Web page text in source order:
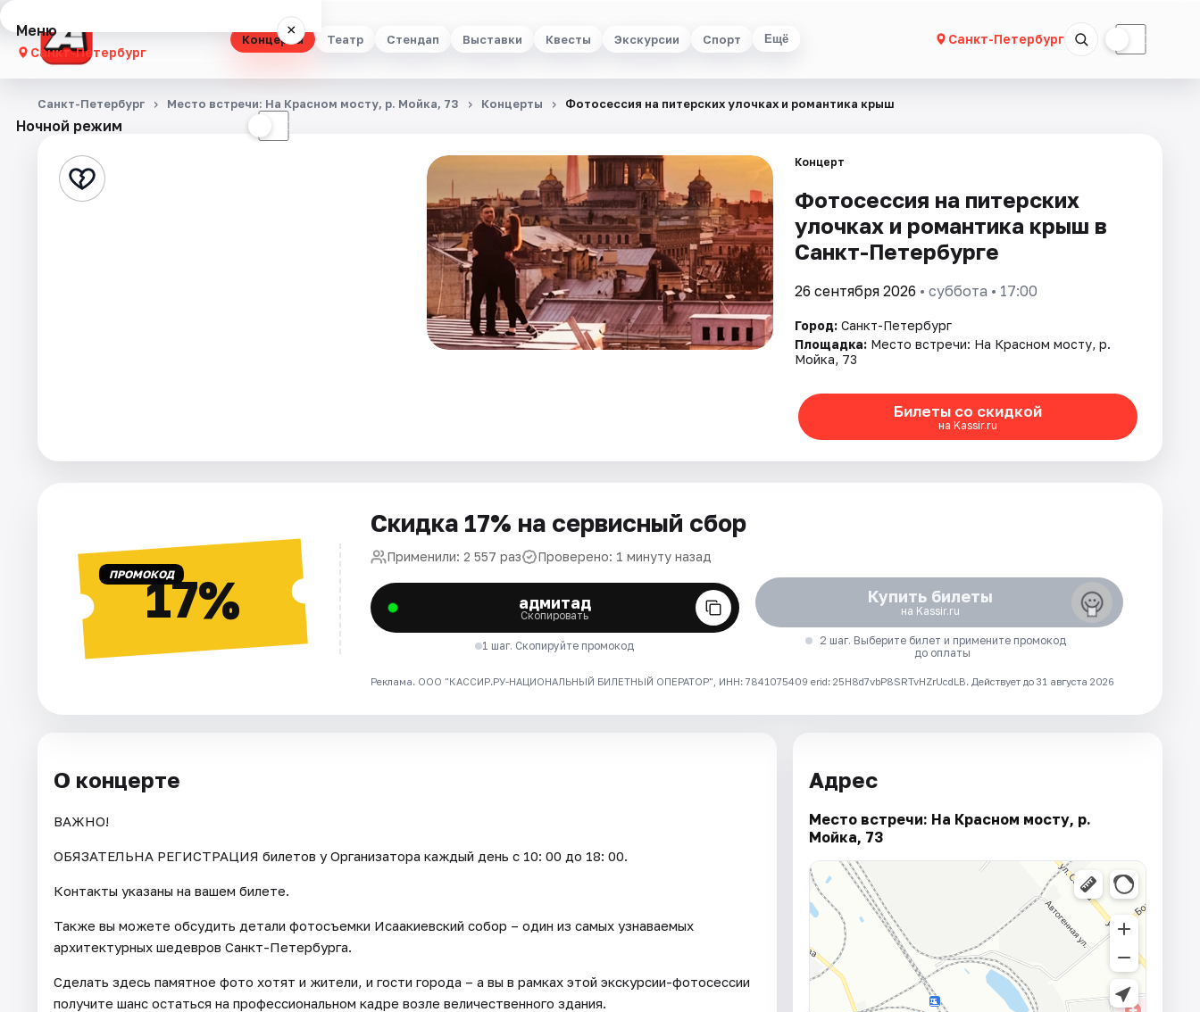
Концерты Театр Стендап Выставки Квесты Экскурсии Спорт Ещё Санкт-Петербург ☾
Меню ×
Санкт-Петербург
Концерты
Стендап
Рейтинги
Ночной режим ☾
Санкт-Петербург Место встречи: На Красном мосту, р. Мойка, 73 Концерты Фотосессия на питерских улочках и романтика крыш
Концерт
Фотосессия на питерских
улочках и романтика крыш в
Санкт-Петербурге
26 сентября 2026 • суббота • 17:00
Город: Санкт-Петербург
Площадка: Место встречи: На Красном мосту, р.
Мойка, 73
Билеты со скидкой
на Kassir.ru
ПРОМОКОД17%
Скидка 17% на сервисный сбор
Применили: 2 557 раз Проверено: 1 минуту назад
адмитад
Скопировать
1 шаг. Скопируйте промокод
Купить билеты
на Kassir.ru
2 шаг. Выберите билет и примените промокод
до оплаты
Реклама. ООО "КАССИР.РУ-НАЦИОНАЛЬНЫЙ БИЛЕТНЫЙ ОПЕРАТОР", ИНН: 7841075409 erid: 25H8d7vbP8SRTvHZrUcdLB. Действует до 31 августа 2026
О концерте
ВАЖНО!
ОБЯЗАТЕЛЬНА РЕГИСТРАЦИЯ билетов у Организатора каждый день c 10: 00 до 18: 00.
Контакты указаны на вашем билете.
Также вы можете обсудить детали фотосъемки Исаакиевский собор – один из самых узнаваемых
архитектурных шедевров Санкт-Петербурга.
Сделать здесь памятное фото хотят и жители, и гости города – а вы в рамках этой экскурсии-фотосессии
получите шанс остаться на профессиональном кадре возле величественного здания.
Адрес
Место встречи: На Красном мосту, р.
Мойка, 73